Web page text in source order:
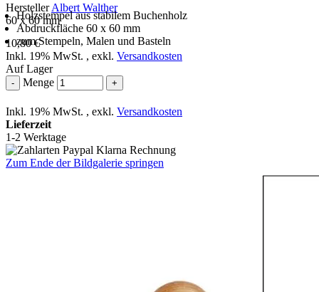
HerstellerAlbert Walther
60 x 60 mm
Holzstempel aus stabilem Buchenholz
Abdruckfläche 60 x 60 mm
zum Stempeln, Malen und Basteln
10,80 €
Inkl. 19% MwSt. , exkl. Versandkosten
Auf Lager
- Menge +
Inkl. 19% MwSt. , exkl. Versandkosten
Lieferzeit
1-2 Werktage
Zum Ende der Bildgalerie springen